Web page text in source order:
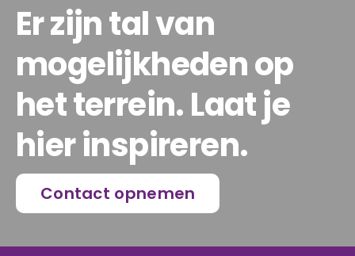
Er zijn tal van
mogelijkheden op
het terrein. Laat je
hier inspireren.
Contact opnemen